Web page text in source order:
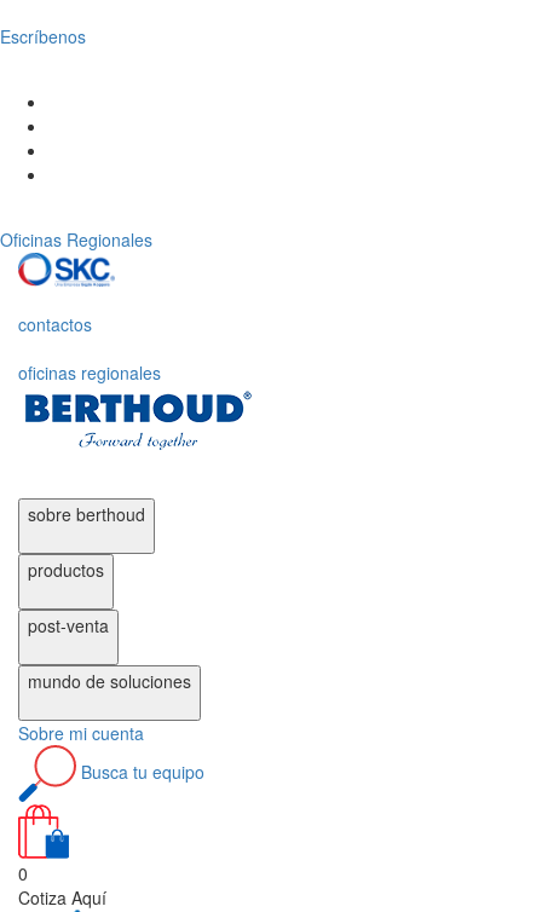
Escríbenos
Oficinas Regionales
contactos
oficinas regionales
sobre berthoud
productos
post-venta
mundo de soluciones
Sobre mi cuenta
Busca tu equipo
0
Cotiza Aquí